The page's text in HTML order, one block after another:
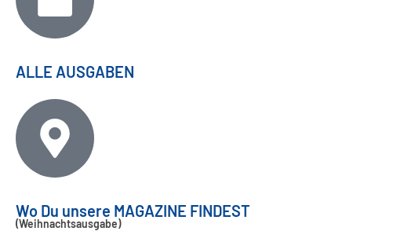
ALLE AUSGABEN
Wo Du unsere MAGAZINE FINDEST
(Weihnachtsausgabe)